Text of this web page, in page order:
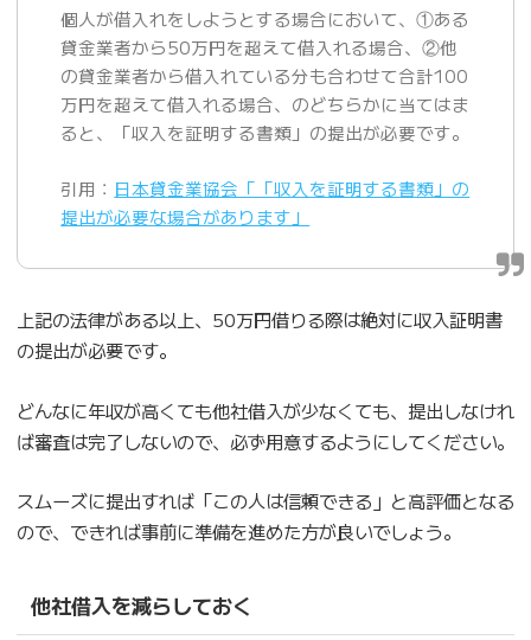
個人が借入れをしようとする場合において、①ある
貸金業者から50万円を超えて借入れる場合、②他
の貸金業者から借入れている分も合わせて合計100
万円を超えて借入れる場合、のどちらかに当てはま
ると、「収入を証明する書類」の提出が必要です。
引用： 日本貸金業協会「「収入を証明する書類」の
提出が必要な場合があります」
上記の法律がある以上、50万円借りる際は絶対に収入証明書
の提出が必要です。
どんなに年収が高くても他社借入が少なくても、提出しなけれ
ば審査は完了しないので、必ず用意するようにしてください。
スムーズに提出すれば「この人は信頼できる」と高評価となる
ので、できれば事前に準備を進めた方が良いでしょう。
他社借入を減らしておく